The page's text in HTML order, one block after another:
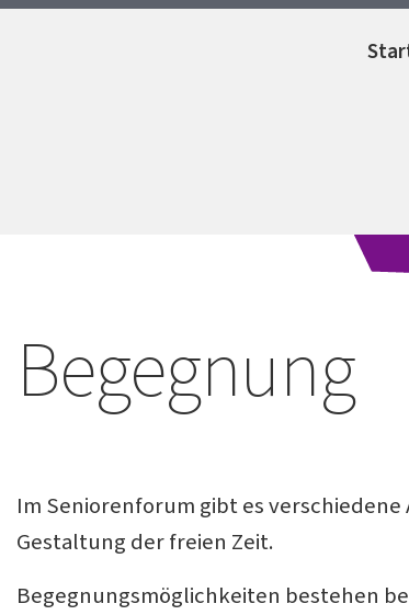
Begegnung
Im Seniorenforum gibt es
Gestaltung der freien Zeit.
Begegnungsmöglichkeiten bestehen